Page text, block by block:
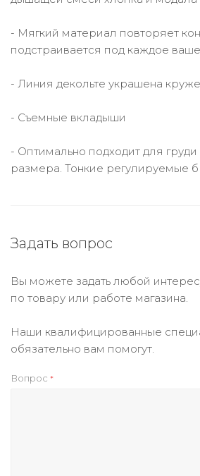
- Мягкий материал повторяет
подстраивается под каждое
- Линия декольте украшена
- Съемные вкладыши
- Оптимально подходит для
размера. Тонкие регулируемые
Задать вопрос
Вы можете задать любой
по товару или работе магазина.
Наши квалифицированные
обязательно вам помогут.
Вопрос *